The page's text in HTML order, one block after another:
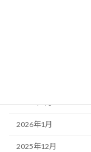
2026年2月
2026年1月
2025年12月